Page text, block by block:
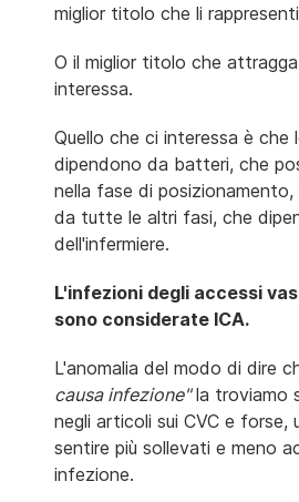
miglior titolo che li
O il miglior titolo che
interessa.
Quello che ci interessa è che
dipendono da batteri, che
nella fase di posizionamento,
da tutte le altri fasi, che
dell'infermiere.
L'infezioni degli accessi
sono considerate ICA.
L'anomalia del modo di dire
causa infezione"la troviamo
negli articoli sui CVC e forse,
sentire più sollevati e meno
infezione.